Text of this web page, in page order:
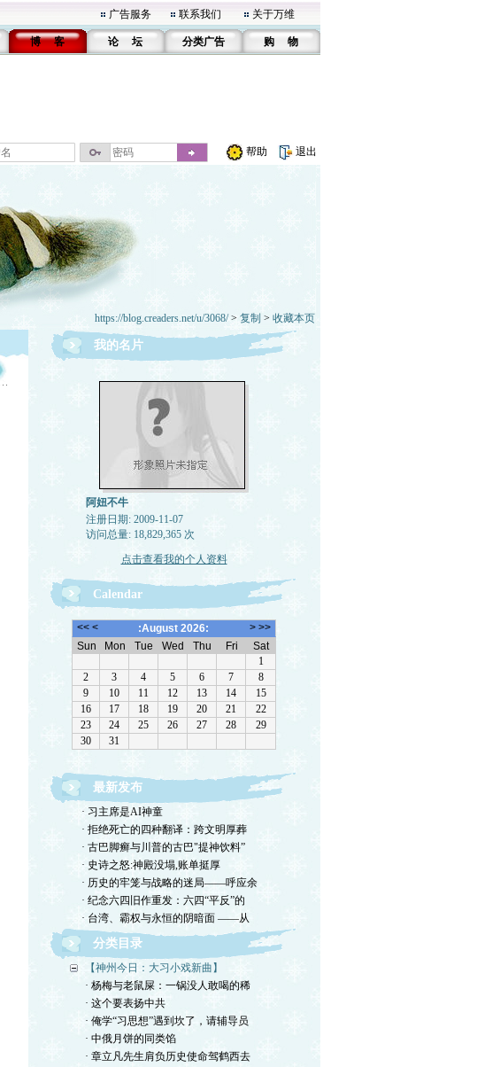
广告服务 联系我们 关于万维
博 客 论 坛 分类广告 购 物
帮助 退出
https://blog.creaders.net/u/3068/> 复制 > 收藏本页
我的名片
阿妞不牛
注册日期: 2009-11-07
访问总量: 18,829,365 次
点击查看我的个人资料
Calendar
最新发布
· 习主席是AI神童
· 拒绝死亡的四种翻译：跨文明厚葬
· 古巴脚癣与川普的古巴"提神饮料”
· 史诗之怒:神殿没塌,账单挺厚
· 历史的牢笼与战略的迷局——呼应余
· 纪念六四旧作重发：六四“平反”的
· 台湾、霸权与永恒的阴暗面 ——从
分类目录
【神州今日：大习小戏新曲】
· 杨梅与老鼠屎：一锅没人敢喝的稀
· 这个要表扬中共
· 俺学“习思想”遇到坎了，请辅导员
· 中俄月饼的同类馅
· 章立凡先生肩负历史使命驾鹤西去